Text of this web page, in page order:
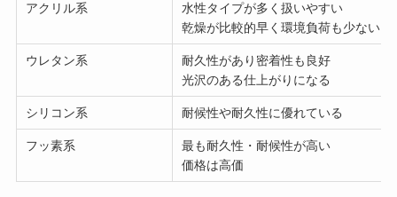
アクリル系
水性タイプが多く扱いやすい
乾燥が比較的早く環境負荷も少ない
ウレタン系
耐久性があり密着性も良好
光沢のある仕上がりになる
シリコン系 耐候性や耐久性に優れている
フッ素系
最も耐久性・耐候性が高い
価格は高価